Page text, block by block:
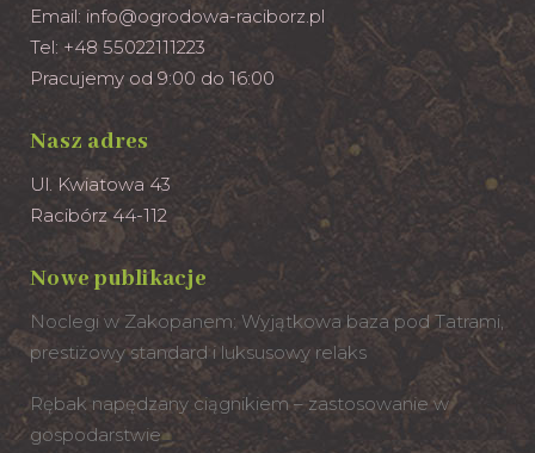
Email: info@ogrodowa-raciborz.pl
Tel: +48 55022111223
Pracujemy od 9:00 do 16:00
Nasz adres
Ul. Kwiatowa 43
Racibórz 44-112
Nowe publikacje
Noclegi w Zakopanem: Wyjątkowa baza pod Tatrami,
prestiżowy standard i luksusowy relaks
Rębak napędzany ciągnikiem – zastosowanie w
gospodarstwie